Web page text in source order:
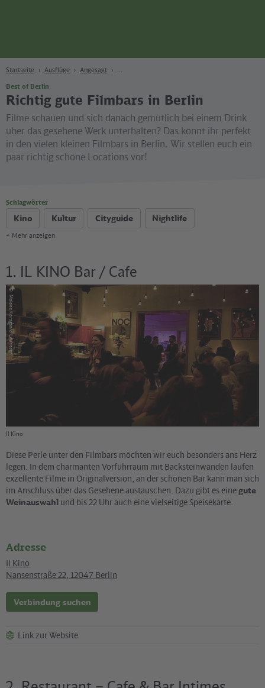
Startseite Ausflüge Angesagt
Best of Berlin
Richtig gute Filmbars in Berlin
Filme schauen und sich danach gemütlich bei einem Drink
über das gesehene Werk unterhalten? Das könnt ihr perfekt
in den vielen kleinen Filmbars in Berlin. Wir stellen euch ein
paar richtig schöne Locations vor!
Schlagwörter
Kino Kultur Cityguide Nightlife
+ Mehr anzeigen
1. IL KINO Bar / Cafe
©
Malene Korsgaard Lauritsen
Il Kino
Diese Perle unter den Filmbars möchten wir euch besonders ans Herz
legen. In dem charmanten Vorführraum mit Backsteinwänden laufen
exzellente Filme in Originalversion, an der schönen Bar kann man sich
im Anschluss über das Gesehene austauschen. Dazu gibt es eine gute
Weinauswahl und bis 22 Uhr auch eine vielseitige Speisekarte.
Adresse
Il Kino
Nansenstraße 22, 12047 Berlin
Verbindung suchen
Link zur Website